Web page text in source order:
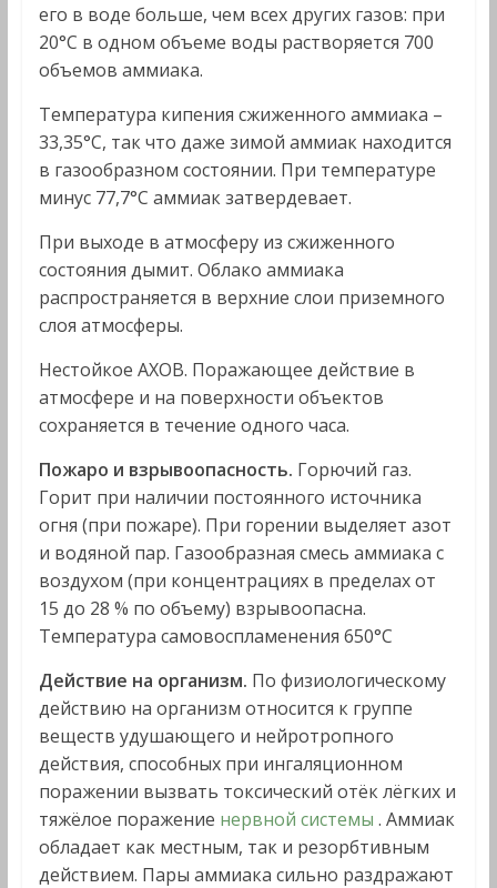
его в воде больше, чем всех других газов: при
20°C в одном объеме воды растворяется 700
объемов аммиака.
Температура кипения сжиженного аммиака –
33,35°С, так что даже зимой аммиак находится
в газообразном состоянии. При температуре
минус 77,7°С аммиак затвердевает.
При выходе в атмосферу из сжиженного
состояния дымит. Облако аммиака
распространяется в верхние слои приземного
слоя атмосферы.
Нестойкое АХОВ. Поражающее действие в
атмосфере и на поверхности объектов
сохраняется в течение одного часа.
Пожаро и взрывоопасность. Горючий газ.
Горит при наличии постоянного источника
огня (при пожаре). При горении выделяет азот
и водяной пар. Газообразная смесь аммиака с
воздухом (при концентрациях в пределах от
15 до 28 % по объему) взрывоопасна.
Температура самовоспламенения 650°С
Действие на организм. По физиологическому
действию на организм относится к группе
веществ удушающего и нейротропного
действия, способных при ингаляционном
поражении вызвать токсический отёк лёгких и
тяжёлое поражение нервной системы . Аммиак
обладает как местным, так и резорбтивным
действием. Пары аммиака сильно раздражают